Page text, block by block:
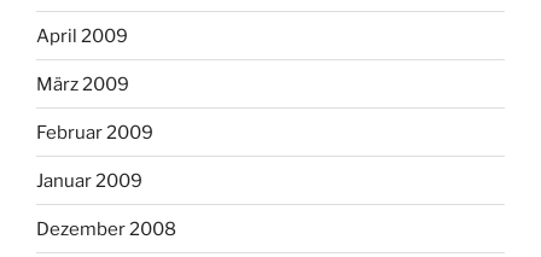
April 2009
März 2009
Februar 2009
Januar 2009
Dezember 2008